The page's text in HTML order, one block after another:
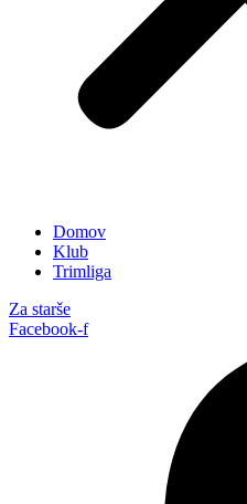
Domov
Klub
Trimliga
Za starše
Facebook-f